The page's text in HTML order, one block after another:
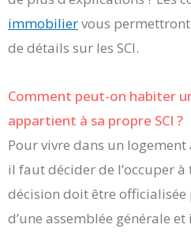
immobiliervous permettront
de détails sur les SCI.
Comment peut-on habiter
appartient à sa propre SCI ?
Pour vivre dans un
il faut décider de l’occuper
décision doit être officialisée
d’une assemblée générale